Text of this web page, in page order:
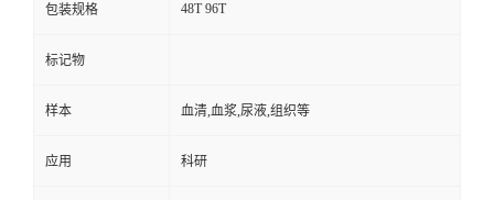
包装规格 48T 96T
标记物
样本 血清,血浆,尿液,组织等
应用 科研